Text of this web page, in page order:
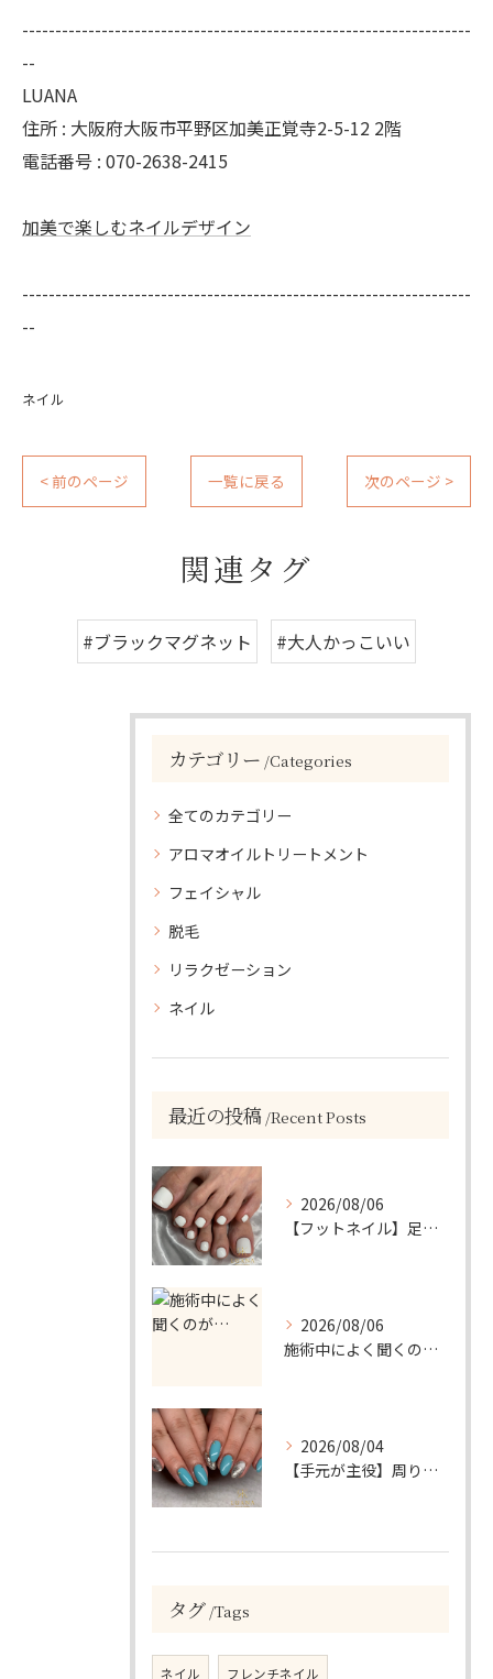
--------------------------------------------------------------------
--
LUANA
住所 : 大阪府大阪市平野区加美正覚寺2-5-12 2階
電話番号 : 070-2638-2415
加美で楽しむネイルデザイン
--------------------------------------------------------------------
--
ネイル
< 前のページ 一覧に戻る 次のページ >
関連タグ
#ブラックマグネット #大人かっこいい
カテゴリー Categories
全てのカテゴリー
アロマオイルトリートメント
フェイシャル
脱毛
リラクゼーション
ネイル
最近の投稿 Recent Posts
2026/08/06
【フットネイル】足元がパッと映える！ホワイトワンカラーネイル
2026/08/06
施術中によく聞くのが…
2026/08/04
【手元が主役】周りと差がつく！ターコイズ×シルバーラメのアクセントネイル
タグ Tags
ネイル フレンチネイル